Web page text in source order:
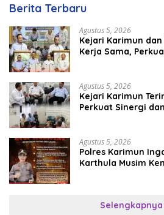
Berita Terbaru
Agustus 5, 2026
Kejari Karimun dan
Kerja Sama,
Agustus 5, 2026
Kejari Karimun
Perkuat Sinergi
Agustus 5, 2026
Polres Karimun
Karthula Musim
Selengkapnya